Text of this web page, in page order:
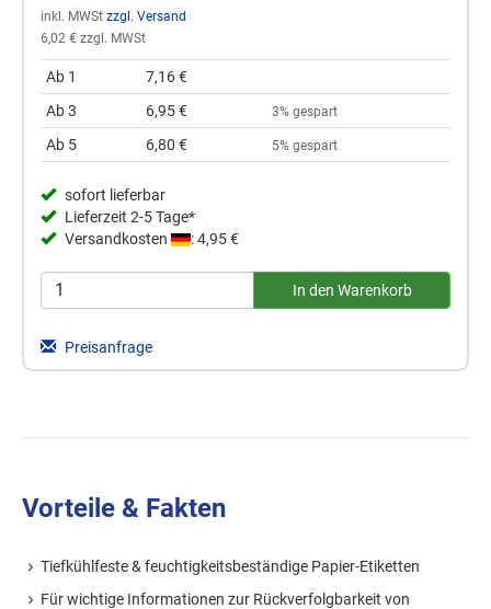
inkl. MWSt zzgl. Versand
6,02 € zzgl. MWSt
Ab 1
7,16 €
Ab 3
6,95 € 3% gespart
Ab 5 6,80 € 5% gespart
sofort lieferbar
Lieferzeit 2-5 Tage*
Versandkosten
: 4,95 €
Preisanfrage
Vorteile & Fakten
Tiefkühlfeste & feuchtigkeitsbeständige Papier-Etiketten
Für wichtige Informationen zur Rückverfolgbarkeit von